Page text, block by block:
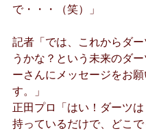
で・・・（笑）」
記者「では、これからダー
うかな？という未来のダ
ーさんにメッセージをお願
す。」
正田プロ「はい！ダーツ
持っているだけで、どこで